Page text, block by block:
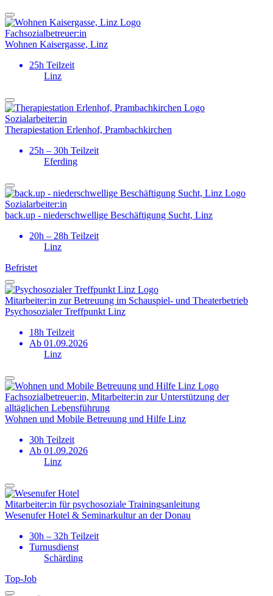
Fachsozial­betreuer:in
Wohnen Kaisergasse, Linz
25h Teilzeit
Linz
Sozialarbeiter:in
Therapiestation Erlenhof, Prambachkirchen
25h – 30h Teilzeit
Eferding
Sozialarbeiter:in
back.up - niederschwellige Beschäftigung Sucht, Linz
20h – 28h Teilzeit
Linz
Befristet
Mitarbeiter:in zur Betreuung im Schauspiel- und Theaterbetrieb
Psychosozialer Treffpunkt Linz
18h Teilzeit
Ab 01.09.2026
Linz
Fachsozial­betreuer:in, Mitarbeiter:in zur Unter­stützung der
alltäglichen Lebens­führung
Wohnen und Mobile Betreuung und Hilfe Linz
30h Teilzeit
Ab 01.09.2026
Linz
Mitarbeiter:in für psychosoziale Trainingsanleitung
Wesenufer Hotel & Seminarkultur an der Donau
30h – 32h Teilzeit
Turnusdienst
Schärding
Top‑Job